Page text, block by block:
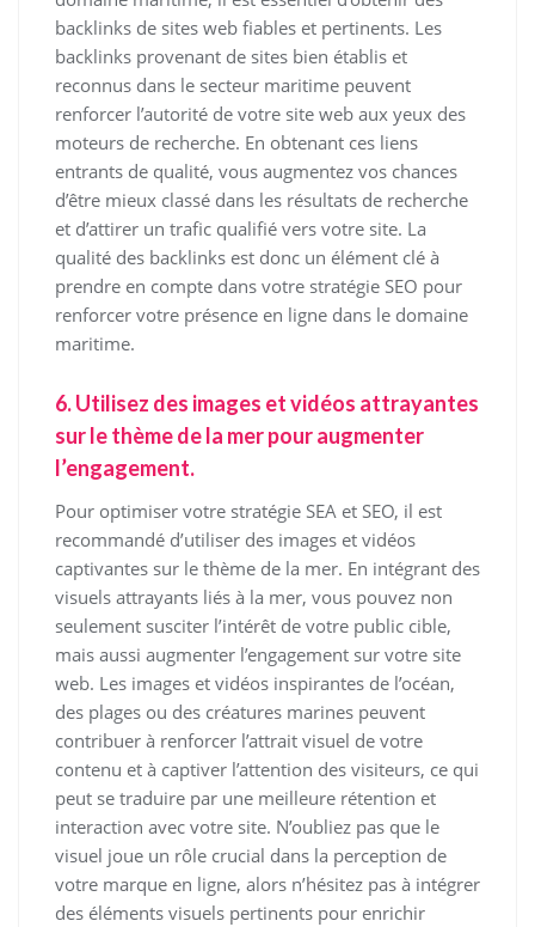
backlinks de sites web fiables et pertinents. Les
backlinks provenant de sites bien établis et
reconnus dans le secteur maritime peuvent
renforcer l’autorité de votre site web aux yeux des
moteurs de recherche. En obtenant ces liens
entrants de qualité, vous augmentez vos chances
d’être mieux classé dans les résultats de recherche
et d’attirer un trafic qualifié vers votre site. La
qualité des backlinks est donc un élément clé à
prendre en compte dans votre stratégie SEO pour
renforcer votre présence en ligne dans le domaine
maritime.
6. Utilisez des images et vidéos attrayantes
sur le thème de la mer pour augmenter
l’engagement.
Pour optimiser votre stratégie SEA et SEO, il est
recommandé d’utiliser des images et vidéos
captivantes sur le thème de la mer. En intégrant des
visuels attrayants liés à la mer, vous pouvez non
seulement susciter l’intérêt de votre public cible,
mais aussi augmenter l’engagement sur votre site
web. Les images et vidéos inspirantes de l’océan,
des plages ou des créatures marines peuvent
contribuer à renforcer l’attrait visuel de votre
contenu et à captiver l’attention des visiteurs, ce qui
peut se traduire par une meilleure rétention et
interaction avec votre site. N’oubliez pas que le
visuel joue un rôle crucial dans la perception de
votre marque en ligne, alors n’hésitez pas à intégrer
des éléments visuels pertinents pour enrichir